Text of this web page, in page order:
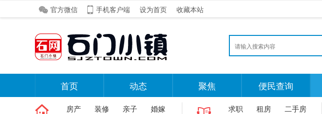
官方微信 手机客户端 设为首页 收藏本站
首页 动态 聚焦 便民查询
房产 装修 亲子
婚嫁
求职 租房
二手房